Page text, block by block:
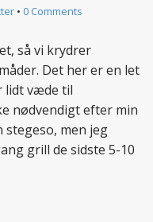
• 0 Comments
så vi krydrer
Det her er en let
lidt væde til
nødvendigt efter min
stegeso, men jeg
grill de sidste 5-10